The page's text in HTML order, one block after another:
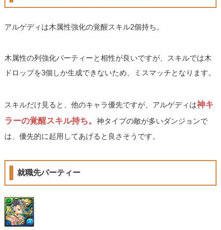
アルゲディは木属性強化の覚醒スキル2個持ち。
木属性の列強化パーティーと相性が良いですが、スキルでは木
ドロップを3個しか生成できないため、ミスマッチとなります。
スキルだけ見ると、他のキャラ優先ですが、アルゲディは神キ
ラーの覚醒スキル持ち。神タイプの敵が多いダンジョンで
は、優先的に起用してあげると良さそうです。
就職先パーティー